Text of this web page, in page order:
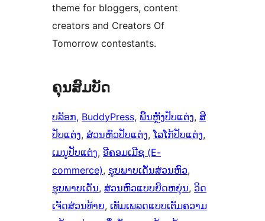
theme for bloggers, content
creators and Creators Of
Tomorrow contestants.
ຄຸນສົມບັດ
ບລັອກ, BuddyPress, ພື້ນຫຼັງປັບແຕ່ງ, ສີ
ປັບແຕ່ງ, ສ່ວນຫົວປັບແຕ່ງ, ໂລໂກ້ປັບແຕ່ງ
ເມນູປັບແຕ່ງ, ອີຄອມເມີຊ (E-
commerce), ຮູບພາບເດັ່ນສ່ວນຫົວ
ຮູບພາບເດັ່ນ, ສ່ວນຫົວແບບຍືດຫຍຸ່ນ, ວິດ
ເຈັດສ່ວນທ້າຍ, ເທັມເພລດແບບເຕັມຄວາມ